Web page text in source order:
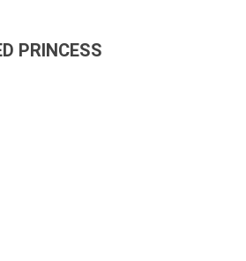
jardins de la Villa Farnese à
PRINCESS